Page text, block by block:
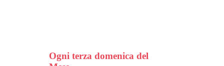
Ogni terza domenica del